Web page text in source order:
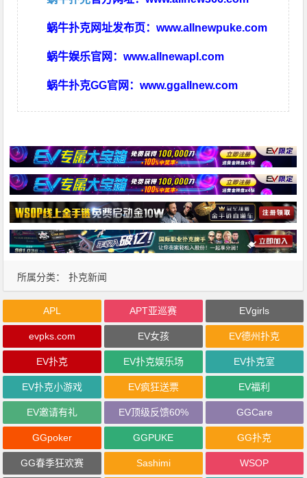
蜗牛扑克网址发布页：www.allnewpuke.com
蜗牛娱乐官网：www.allnewapl.com
蜗牛扑克GG官网：www.ggallnew.com
所属分类： 扑克新闻
APL APT亚巡赛 EVgirls
evpks.com EV女孩 EV德州扑克
EV扑克 EV扑克娱乐场 EV扑克室
EV扑克小游戏 EV疯狂送票 EV福利
EV邀请有礼 EV顶级反馈60% GGCare
GGpoker GGPUKE GG扑克
GG春季狂欢赛 Sashimi WSOP